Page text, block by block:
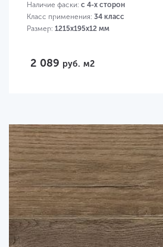
Наличие фаски: с 4-х сторон
Класс применения: 34 класс
Размер: 1215х195х12 мм
2 089 руб. м2